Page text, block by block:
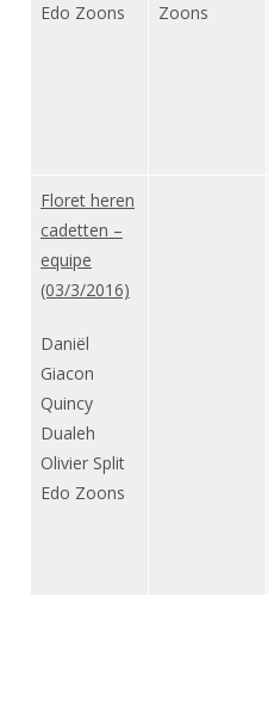
Medewerkers
Nieuws
Verenigingsondersteuning
Witte Vlekkenplan
Oprichting Vereniging
Overschrijven leden
Wedstrijdorganisatie
Nieuws
Scheidsrechterslijst
Import inschrijvingen uit Nahouw
Verwerk wedstrijduitslagen
NK organiseren
Voor scheidsrechters
Tuchtzaken
Archief
Infotheek
Bibliotheek
ALV
Touché
Edo Zoons
Zoons
Floret heren
cadetten –
equipe
(03/3/2016)
Daniël
Giacon
Quincy
Dualeh
Olivier Split
Edo Zoons